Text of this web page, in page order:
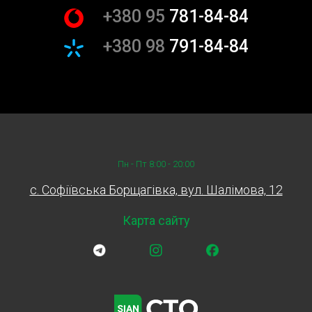
+380 95 781-84-84
+380 98 791-84-84
Пн - Пт 8:00 - 20:00
c. Софіївська Борщагівка, вул. Шалімова, 12
Карта сайту